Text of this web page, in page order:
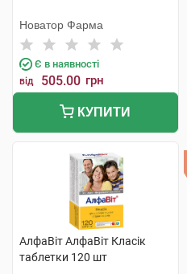
Новатор Фарма
Є в наявності
від 505.00 грн
КУПИТИ
АлфаВіт АлфаВіт Класік
таблетки 120 шт